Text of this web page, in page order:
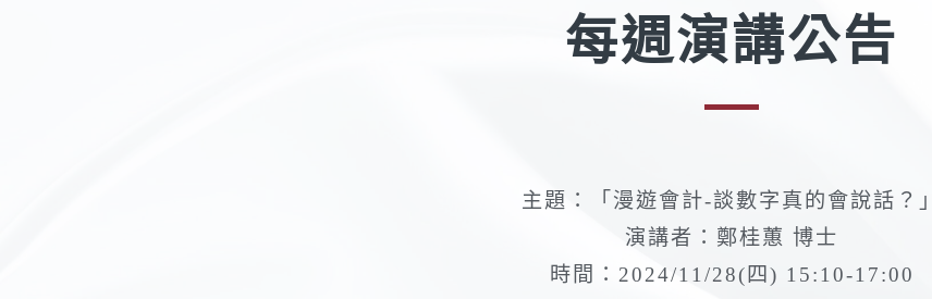
每週演講公告
主題：「漫遊會計-談數字真的會說話？」
演講者：鄭桂蕙 博士
時間：2024/11/28(四) 15:10-17:00